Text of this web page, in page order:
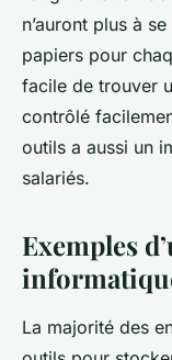
n’auront plus à
papiers pour
facile de trouver
contrôlé
outils a aussi un
salariés.
Exemples
La majorité des